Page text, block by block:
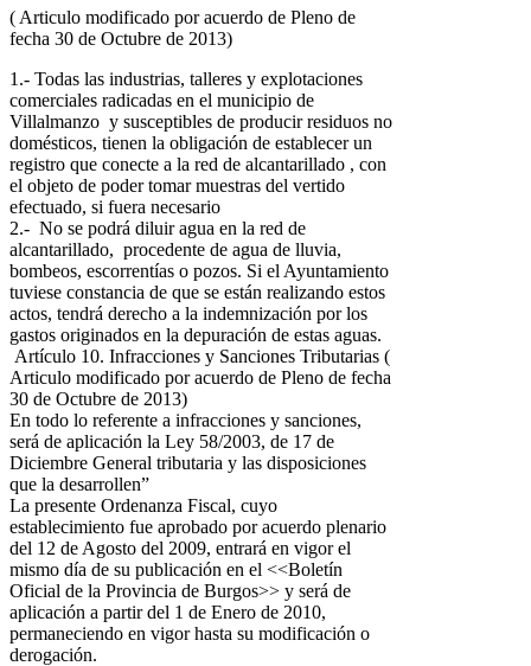
( Articulo modificado por acuerdo de Pleno de
fecha 30 de Octubre de 2013)
1.- Todas las industrias, talleres y explotaciones
comerciales radicadas en el municipio de
Villalmanzo y susceptibles de producir residuos no
domésticos, tienen la obligación de establecer un
registro que conecte a la red de alcantarillado , con
el objeto de poder tomar muestras del vertido
efectuado, si fuera necesario
2.- No se podrá diluir agua en la red de
alcantarillado, procedente de agua de lluvia,
bombeos, escorrentías o pozos. Si el Ayuntamiento
tuviese constancia de que se están realizando estos
actos, tendrá derecho a la indemnización por los
gastos originados en la depuración de estas aguas.
Artículo 10. Infracciones y Sanciones Tributarias (
Articulo modificado por acuerdo de Pleno de fecha
30 de Octubre de 2013)
En todo lo referente a infracciones y sanciones,
será de aplicación la Ley 58/2003, de 17 de
Diciembre General tributaria y las disposiciones
que la desarrollen”
La presente Ordenanza Fiscal, cuyo
establecimiento fue aprobado por acuerdo plenario
del 12 de Agosto del 2009, entrará en vigor el
mismo día de su publicación en el <<Boletín
Oficial de la Provincia de Burgos>> y será de
aplicación a partir del 1 de Enero de 2010,
permaneciendo en vigor hasta su modificación o
derogación.